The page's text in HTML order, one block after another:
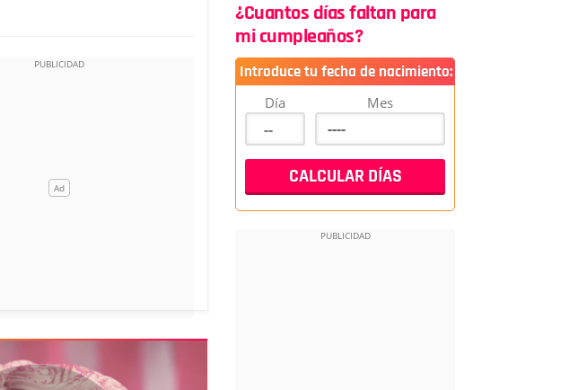
¿Cuantos días faltan para
mi cumpleaños?
Introduce tu fecha de nacimiento:
Día Mes